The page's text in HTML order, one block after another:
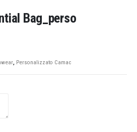
Bag_perso
, Personalizzato Camac